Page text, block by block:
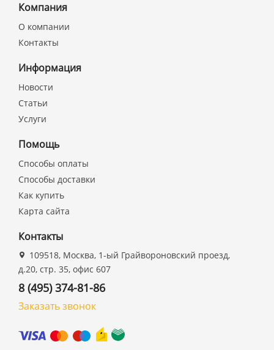
Компания
О компании
Контакты
Информация
Новости
Статьи
Услуги
Помощь
Способы оплаты
Способы доставки
Как купить
Карта сайта
Контакты
109518, Москва, 1-ый Грайвороновский проезд,
д.20, стр. 35, офис 607
8 (495) 374-81-86
Заказать звонок